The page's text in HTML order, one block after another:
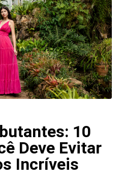
10
Deve Evitar
Incríveis